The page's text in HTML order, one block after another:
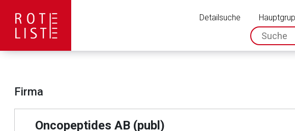
Detailsuche
Firma
Oncopeptides AB (publ)